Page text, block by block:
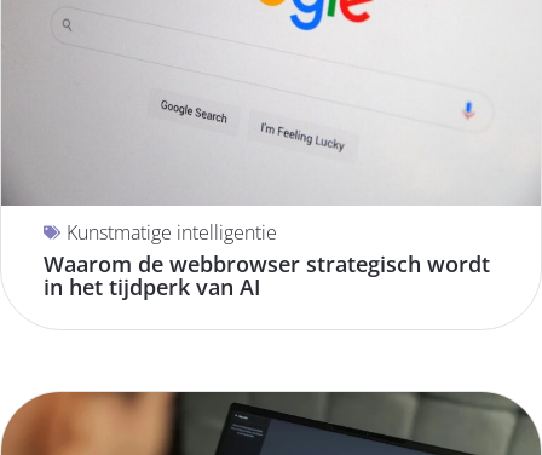
Kunstmatige intelligentie
Waarom de webbrowser strategisch wordt
in het tijdperk van AI